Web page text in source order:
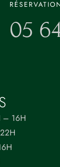
05
– 16H